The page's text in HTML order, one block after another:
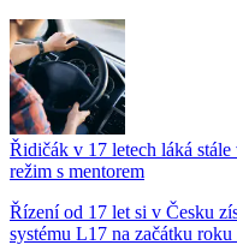
Řidičák v 17 letech láká
režim s mentorem
Řízení od 17 let si v Česku
systému L17 na začátku roku